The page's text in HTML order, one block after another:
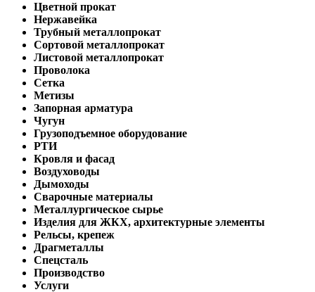
Цветной прокат
Нержавейка
Трубный металлопрокат
Сортовой металлопрокат
Листовой металлопрокат
Проволока
Сетка
Метизы
Запорная арматура
Чугун
Грузоподъемное оборудование
РТИ
Кровля и фасад
Воздуховоды
Дымоходы
Сварочные материалы
Металлургическое сырье
Изделия для ЖКХ, архитектурные элементы
Рельсы, крепеж
Драгметаллы
Спецсталь
Производство
Услуги